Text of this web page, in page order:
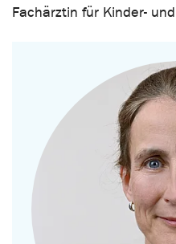
Fachärztin für Kinder-